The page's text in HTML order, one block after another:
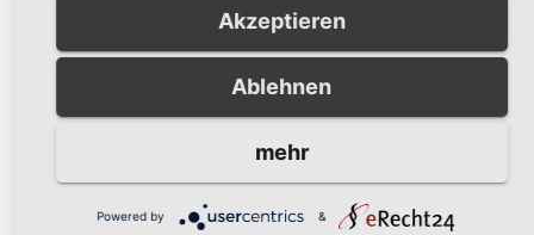
Einbruch in Einfamilienhaus
in Arnsberg: Täter erbeutet
Bargeld und Elektronik
HOCHSAUERLANDKREIS
Akzeptieren
Ablehnen
mehr
Powered by &